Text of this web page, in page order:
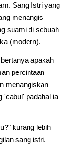
Sang Istri yang
menangis
suami di sebuah
(modern).
apakah
percintaan
menangiskan
'cabul' padahal ia
kurang lebih
sang istri.